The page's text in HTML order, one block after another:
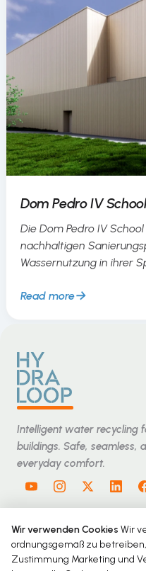
Dom Pedro IV School
Die Dom Pedro IV
nachhaltigen
Wassernutzung in ihrer
Read more
Intelligent water recycling
buildings. Safe, seamless,
everyday comfort.
Copyright © 2026
DatenschutzAGBCookie-
Wir verwenden Cookies Wir
ordnungsgemäß zu
Zustimmung Marketing und